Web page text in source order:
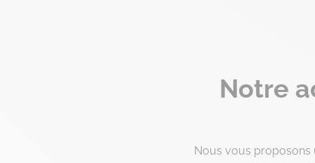
Notre
Nous vous proposons